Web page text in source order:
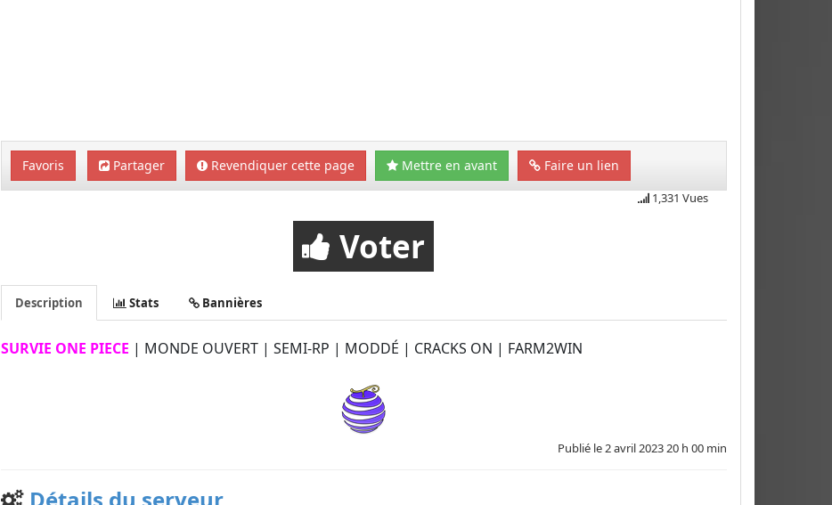
Favoris Partager Revendiquer cette page Mettre en avant Faire un lien
1,331 Vues
Voter
Description Stats Bannières
SURVIE ONE PIECE | MONDE OUVERT | SEMI-RP | MODDÉ | CRACKS ON | FARM2WIN
Publié le 2 avril 2023 20 h 00 min
Détails du serveur